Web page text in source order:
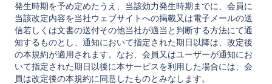
発生時期を予め定めたうえ、当該効力発生時期までに、会員に
当該改定内容を当社ウェブサイトへの掲載又は電子メールの送
信若しくは文書の送付その他当社が適当と判断する方法にて通
知するものとし、通知において指定された期日以降は、改定後
の本規約が適用されます。なお、会員又はユーザーが通知にお
いて指定された期日以後に本サービスを利用した場合には、会
員は改定後の本規約に同意したものとみなします。